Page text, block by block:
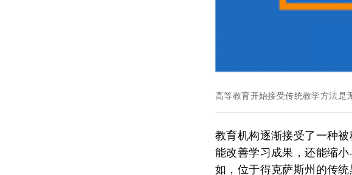
高等教育开始接受传统教学方法
教育机构逐渐接受了一种
能改善学习成果，还能缩
如，位于得克萨斯州的传